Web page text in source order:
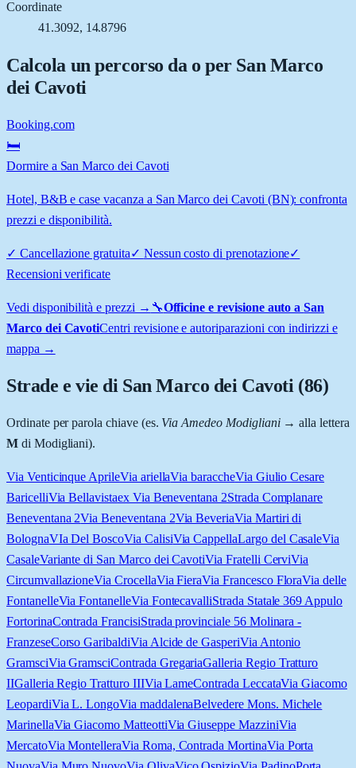
Coordinate
41.3092, 14.8796
Calcola un percorso da o per San Marco
dei Cavoti
Booking.com
🛏️
Dormire a San Marco dei Cavoti
Hotel, B&B e case vacanza a San Marco dei Cavoti (BN): confronta
prezzi e disponibilità.
✓ Cancellazione gratuita✓ Nessun costo di prenotazione✓
Recensioni verificate
Vedi disponibilità e prezzi → 🔧Officine e revisione auto aSan
Marco dei CavotiCentri revisione e autoriparazioni con indirizzi e
mappa →
Strade e vie di San Marco dei Cavoti (86)
Ordinate per parola chiave (es. Via Amedeo Modigliani→ alla lettera
Mdi Modigliani).
Via Venticinque AprileVia ariellaVia baraccheVia Giulio Cesare
BaricelliVia Bellavistaex Via Beneventana 2Strada Complanare
Beneventana 2Via Beneventana 2Via BeveriaVia Martiri di
BolognaVIa Del BoscoVia CalisiVia CappellaLargo del CasaleVia
CasaleVariante di San Marco dei CavotiVia Fratelli CerviVia
CircumvallazioneVia CrocellaVia FieraVia Francesco FloraVia delle
FontanelleVia FontanelleVia FontecavalliStrada Statale 369 Appulo
FortorinaContrada FrancisiStrada provinciale 56 Molinara -
FranzeseCorso GaribaldiVia Alcide de GasperiVia Antonio
GramsciVia GramsciContrada GregariaGalleria Regio Tratturo
IIGalleria Regio Tratturo IIIVia LameContrada LeccataVia Giacomo
LeopardiVia L. LongoVia maddalenaBelvedere Mons. Michele
MarinellaVia Giacomo MatteottiVia Giuseppe MazziniVia
MercatoVia MontelleraVia Roma, Contrada MortinaVia Porta